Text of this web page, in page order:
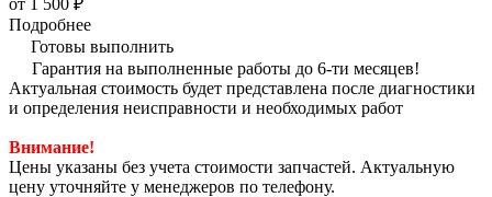
Подробнее
Готовы выполнить
Гарантия на выполненные работы до 6-ти месяцев!
Актуальная стоимость будет представлена после диагностики
и определения неисправности и необходимых работ
Внимание!
Цены указаны без учета стоимости запчастей. Актуальную
цену уточняйте у менеджеров по телефону.